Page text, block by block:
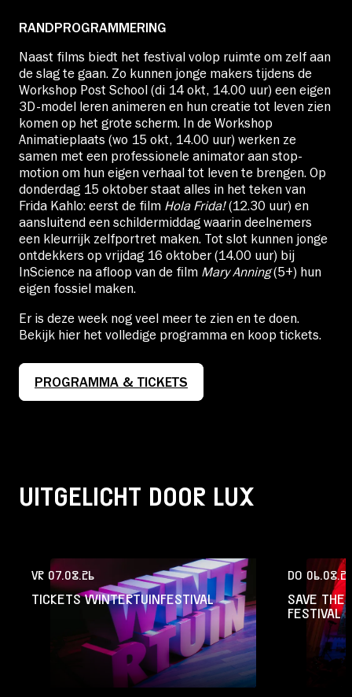
RANDPROGRAMMERING
Naast films biedt het festival volop ruimte om zelf aan
de slag te gaan. Zo kunnen jonge makers tijdens de
Workshop Post School (di 14 okt, 14.00 uur) een eigen
3D-model leren animeren en hun creatie tot leven zien
komen op het grote scherm. In de Workshop
Animatieplaats (wo 15 okt, 14.00 uur) werken ze
samen met een professionele animator aan stop-
motion om hun eigen verhaal tot leven te brengen. Op
donderdag 15 oktober staat alles in het teken van
Frida Kahlo: eerst de film Hola Frida!(12.30 uur) en
aansluitend een schildermiddag waarin deelnemers
een kleurrijk zelfportret maken. Tot slot kunnen jonge
ontdekkers op vrijdag 16 oktober (14.00 uur) bij
InScience na afloop van de film Mary Anning(5+) hun
eigen fossiel maken.
Er is deze week nog veel meer te zien en te doen.
Bekijk hier het volledige programma en koop tickets.
PROGRAMMA & TICKETS
UITGELICHT DOOR LUX
VR 07.08.26
TICKETS WINTERTUINFESTIVAL
DO
SAVE THE
FESTIVAL